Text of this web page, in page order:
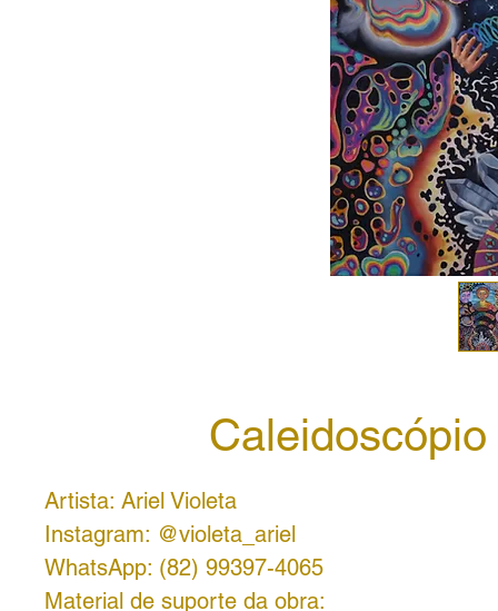
Caleidoscópio
Artista: Ariel Violeta
Instagram: @violeta_ariel
WhatsApp: (82) 99397-4065
Material de suporte da obra: